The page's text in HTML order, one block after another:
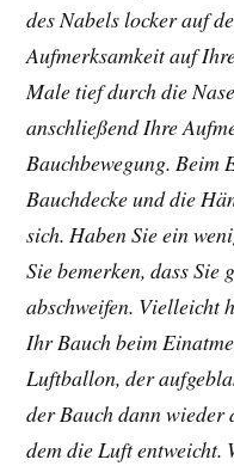
des Nabels locker auf
Aufmerksamkeit auf
Male tief durch die
anschließend Ihre
Bauchbewegung. Beim
Bauchdecke und die
sich. Haben Sie ein
Sie bemerken, dass Sie
abschweifen. Vielleicht
Ihr Bauch beim
Luftballon, der
der Bauch dann
dem die Luft entweicht.